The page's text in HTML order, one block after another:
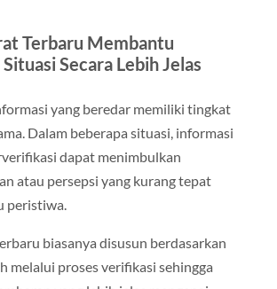
Terbaru Membantu
Secara Lebih Jelas
yang beredar memiliki tingkat
Dalam beberapa situasi, informasi
dapat menimbulkan
atau persepsi yang kurang tepat
peristiwa.
biasanya disusun berdasarkan
melalui proses verifikasi sehingga